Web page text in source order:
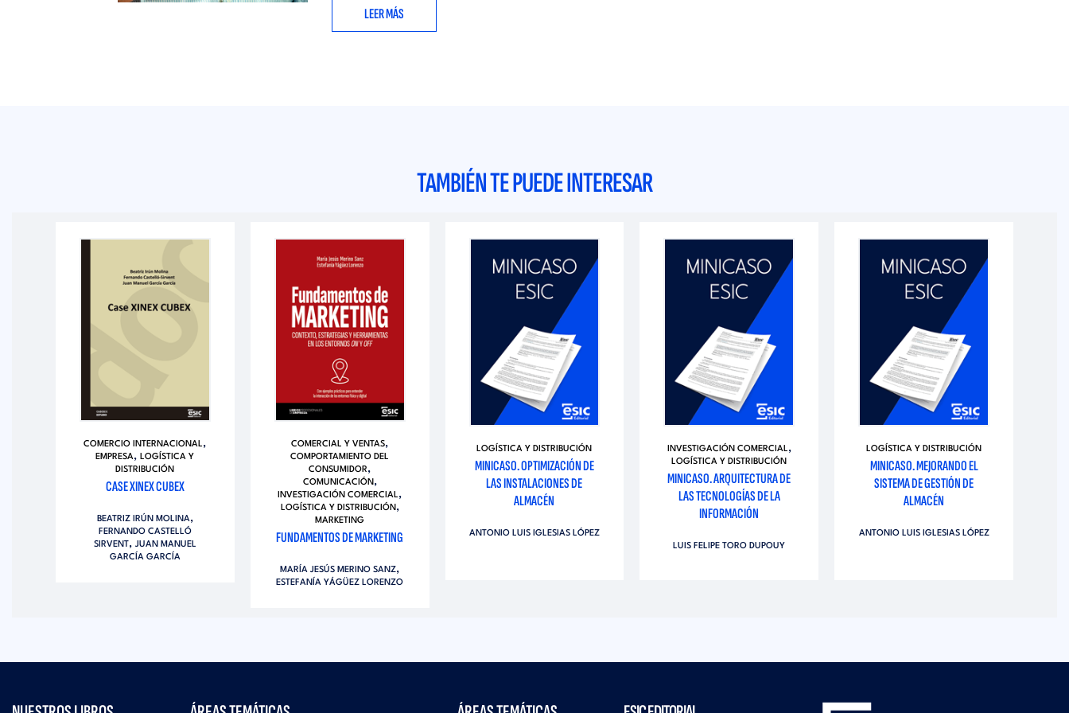
LEER MÁS
TAMBIÉN TE PUEDE INTERESAR
COMERCIO INTERNACIONAL,
EMPRESA,LOGÍSTICA Y
DISTRIBUCIÓN
CASE XINEX CUBEX
BEATRIZ IRÚN MOLINA,
FERNANDO CASTELLÓ
SIRVENT, JUAN MANUEL
GARCÍA GARCÍA
COMERCIAL Y VENTAS,
COMPORTAMIENTO DEL
CONSUMIDOR,
COMUNICACIÓN,
INVESTIGACIÓN COMERCIAL,
LOGÍSTICA Y DISTRIBUCIÓN,
MARKETING
FUNDAMENTOS DE MARKETING
MARÍA JESÚS MERINO SANZ,
ESTEFANÍA YÁGÜEZ LORENZO
LOGÍSTICA Y DISTRIBUCIÓN
MINICASO. OPTIMIZACIÓN DE
LAS INSTALACIONES DE
ALMACÉN
ANTONIO LUIS IGLESIAS LÓPEZ
INVESTIGACIÓN COMERCIAL,
LOGÍSTICA Y DISTRIBUCIÓN
MINICASO. ARQUITECTURA DE
LAS TECNOLOGÍAS DE LA
INFORMACIÓN
LUIS FELIPE TORO DUPOUY
LOGÍSTICA Y DISTRIBUCIÓN
MINICASO. MEJORANDO EL
SISTEMA DE GESTIÓN DE
ALMACÉN
ANTONIO LUIS IGLESIAS LÓPEZ